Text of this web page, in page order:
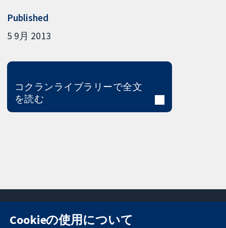
Published
5 9月 2013
コクランライブラリーで全文
を読む
Cookieの使用について